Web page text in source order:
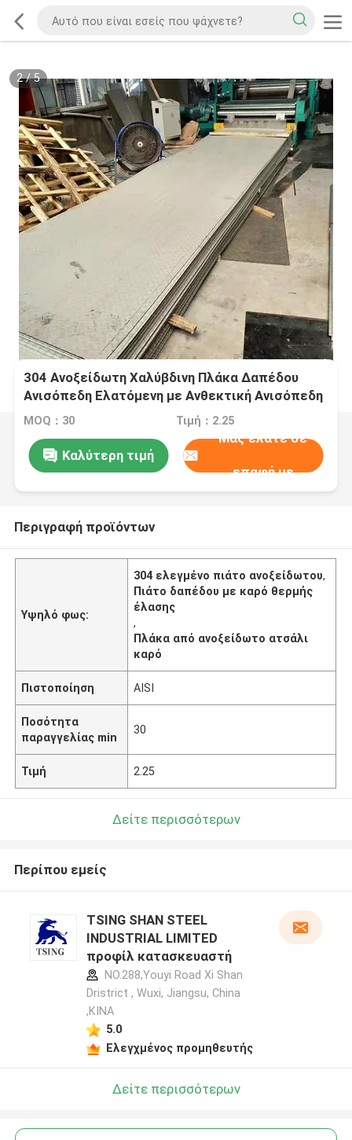
2/5
304 Ανοξείδωτη Χαλύβδινη Πλάκα Δαπέδου
Ανισόπεδη Ελατόμενη με Ανθεκτική Ανισόπεδη
Επιφάνεια
MOQ：30 Τιμή：2.25
Καλύτερη τιμή
Μας ελάτε σε
επαφή με
Περιγραφή προϊόντων
Υψηλό φως:
304 ελεγμένο πιάτο ανοξείδωτου,
Πιάτο δαπέδου με καρό θερμής
έλασης
,
Πλάκα από ανοξείδωτο ατσάλι
καρό
Πιστοποίηση AISI
Ποσότητα
παραγγελίας min
30
Τιμή 2.25
Δείτε περισσότερων
Περίπου εμείς
TSING SHAN STEEL
INDUSTRIAL LIMITED
προφίλ κατασκευαστή
NO.288,Youyi Road Xi Shan
Dristrict , Wuxi, Jiangsu, China
,ΚΙΝΑ
5.0
Ελεγχμένος προμηθευτής
Δείτε περισσότερων